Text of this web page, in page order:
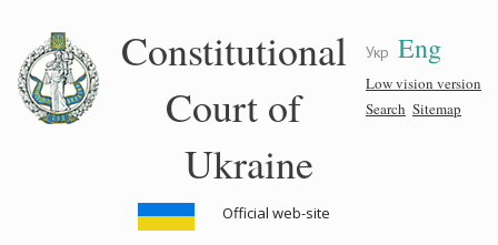
content
Укр Eng
Low vision version
Search Sitemap
Constitutional
Court of
Ukraine
Official web-site